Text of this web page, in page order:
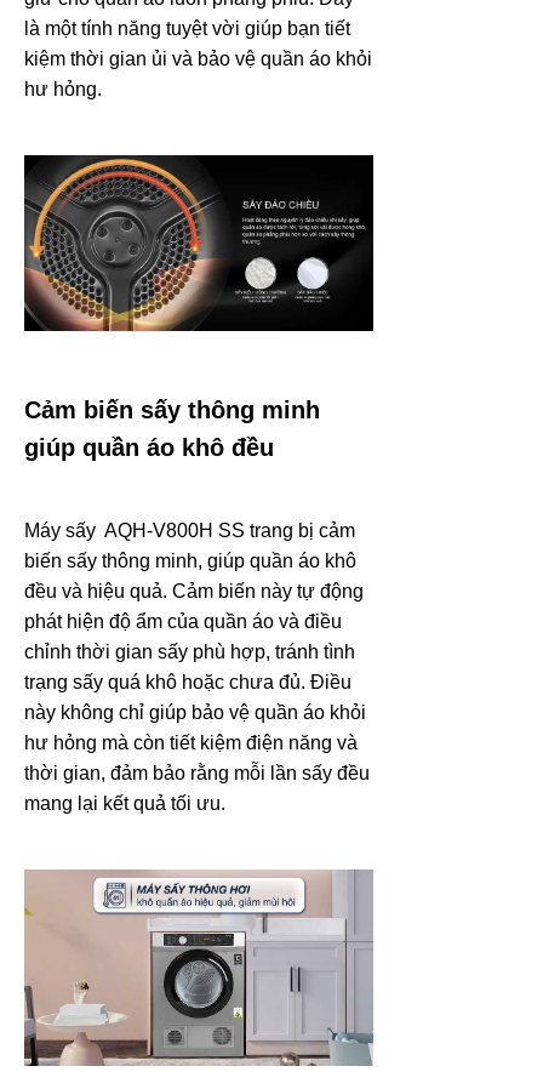
là một tính năng tuyệt vời giúp bạn tiết
kiệm thời gian ủi và bảo vệ quần áo khỏi
hư hỏng.
Cảm biến sấy thông minh
giúp quần áo khô đều
Máy sấy AQH-V800H SS trang bị cảm
biến sấy thông minh, giúp quần áo khô
đều và hiệu quả. Cảm biến này tự động
phát hiện độ ẩm của quần áo và điều
chỉnh thời gian sấy phù hợp, tránh tình
trạng sấy quá khô hoặc chưa đủ. Điều
này không chỉ giúp bảo vệ quần áo khỏi
hư hỏng mà còn tiết kiệm điện năng và
thời gian, đảm bảo rằng mỗi lần sấy đều
mang lại kết quả tối ưu.